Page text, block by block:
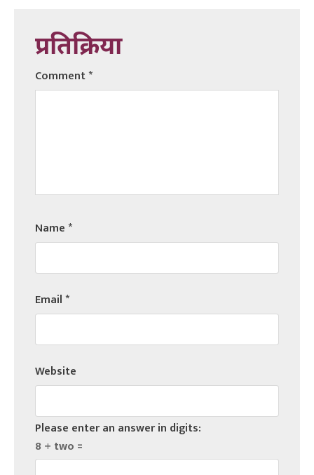
प्रतिक्रिया
Comment*
Name*
Email*
Website
Please enter an answer in digits:
8 + two =